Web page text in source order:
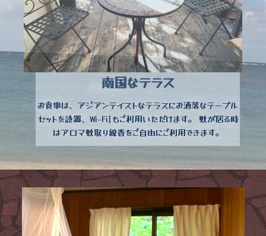
南国なテラス
お食事は、アジアンテイストなテラスにお洒落なテーブル
セットを設置、Wi-Fi]もご利用いただけます。 蚊が居る時
はアロマ蚊取り線香をご自由にご利用できます。